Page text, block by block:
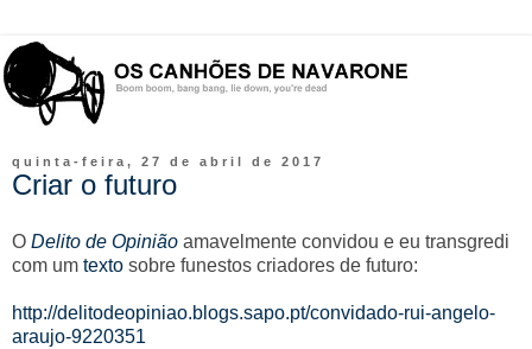
quinta-feira, 27 de abril de 2017
Criar o futuro
O Delito de Opinião amavelmente convidou e eu transgredi
com um texto sobre funestos criadores de futuro:
http://delitodeopiniao.blogs.sapo.pt/convidado-rui-angelo-
araujo-9220351